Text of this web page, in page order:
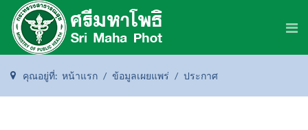
คุณอยู่ที่: หน้าแรก ข้อมูลเผยแพร่ ประกาศ